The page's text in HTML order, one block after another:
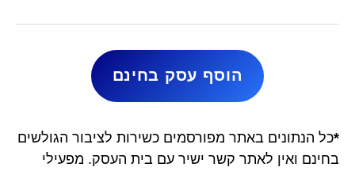
הוסף עסק בחינם
*כל הנתונים באתר מפורסמים כשירות לציבור הגולשים
בחינם ואין לאתר קשר ישיר עם בית העסק. מפעילי